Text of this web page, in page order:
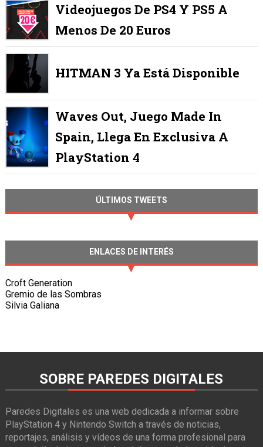
Videojuegos De PS4 Y PS5 A
Menos De 20 Euros
HITMAN 3 Ya Está Disponible
Waves Out, Juego Made In
Spain, Llega En Exclusiva A
PlayStation 4
ÚLTIMOS TWEETS
ENLACES DE INTERÉS
Croft Generation
Gremio de las Sombras
Silvia Galiana
SOBRE PAREDES DIGITALES
Paredes Digitales es una web dedicada a informar sobre
PlayStation 4 y Nintendo Switch a través de noticias,
reportajes, análisis y vídeos de una forma profesional para